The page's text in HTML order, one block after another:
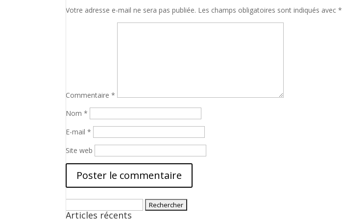
Votre adresse e-mail ne sera pas publiée. Les champs obligatoires sont indiqués avec*
Commentaire*
Nom*
E-mail*
Site web
Articles récents